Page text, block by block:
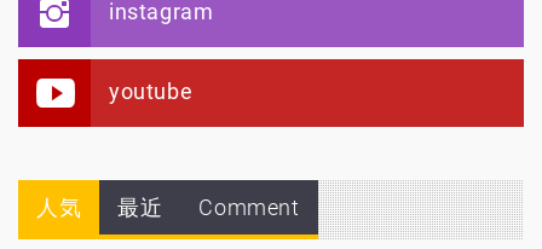
instagram
youtube
人気 最近 Comment